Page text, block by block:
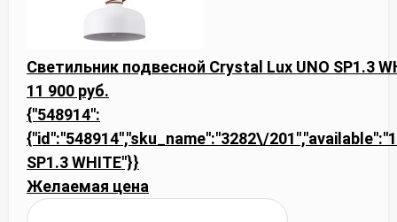
Светильник подвесной Crystal Lux UNO SP1.3
11 900 руб.
{"548914":
{"id":"548914","sku_name":"3282\/
SP1.3 WHITE"}}
Желаемая цена